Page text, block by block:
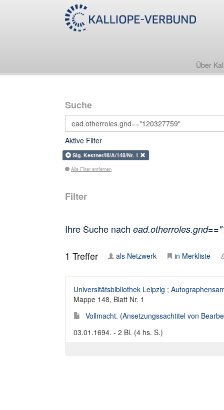
Über
Suche
Aktive Filter
Slg. Kestner/III/A/148/Nr. 1
Alle Filter entfernen
Filter
Ihre Suche nach
1 Treffer als Netzwerk in Merkliste
Universitätsbibliothek Leipzig ;
Mappe 148, Blatt Nr. 1
Vollmacht. (Ansetzungssachtitel von
03.01.1694. - 2 Bl. (4 hs. S.)